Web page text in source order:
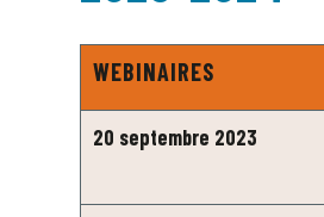
WEBINAIRES
20 septembre 2023